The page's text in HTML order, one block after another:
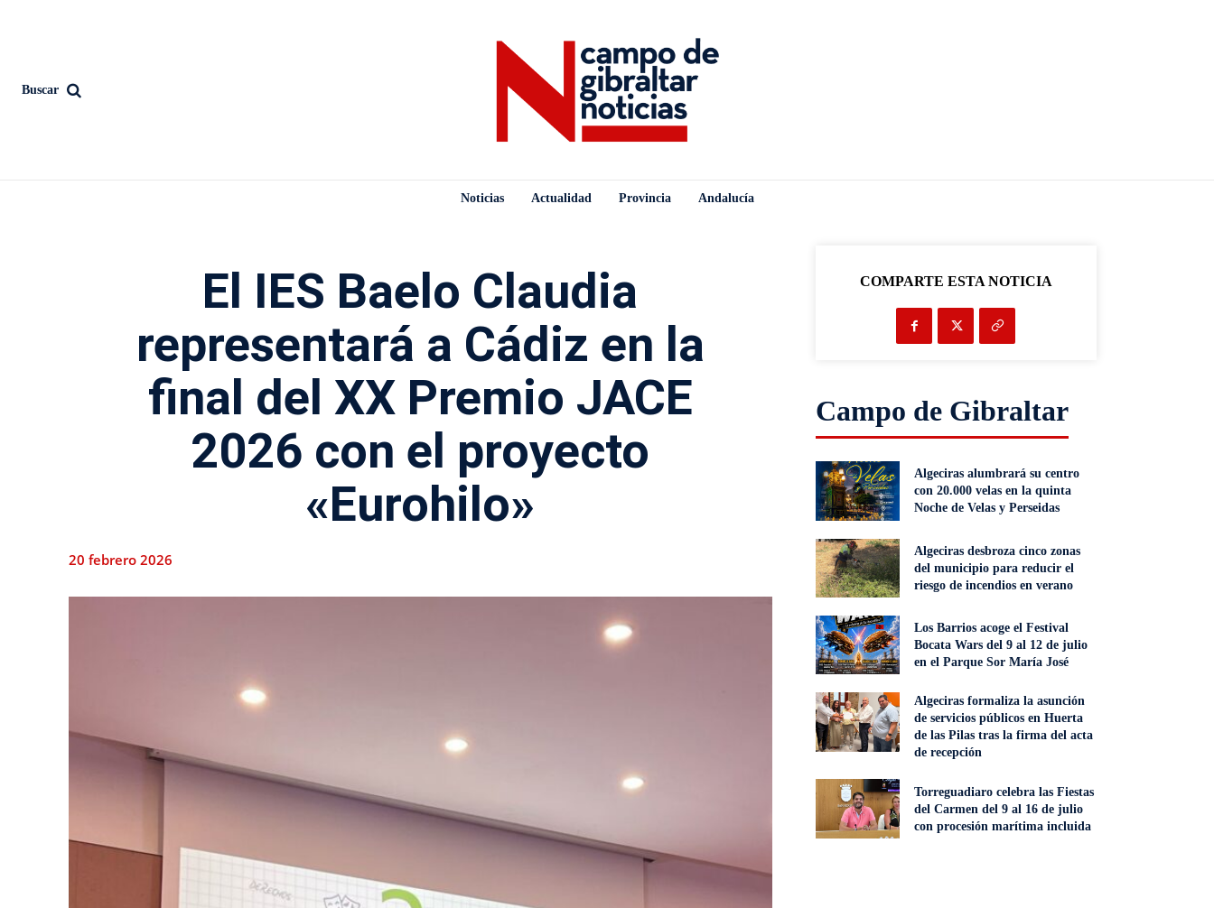
Buscar
Noticias Actualidad Provincia Andalucía
El IES Baelo Claudia
representará a Cádiz en la
final del XX Premio JACE
2026 con el proyecto
«Eurohilo»
20 febrero 2026
COMPARTE ESTA NOTICIA
Campo de Gibraltar
Algeciras alumbrará su centro
con 20.000 velas en la quinta
Noche de Velas y Perseidas
Algeciras desbroza cinco zonas
del municipio para reducir el
riesgo de incendios en verano
Los Barrios acoge el Festival
Bocata Wars del 9 al 12 de julio
en el Parque Sor María José
Algeciras formaliza la asunción
de servicios públicos en Huerta
de las Pilas tras la firma del acta
de recepción
Torreguadiaro celebra las Fiestas
del Carmen del 9 al 16 de julio
con procesión marítima incluida